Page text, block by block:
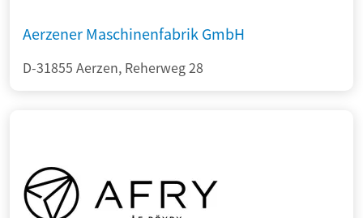
Aerzener Maschinenfabrik GmbH
D-31855 Aerzen, Reherweg 28